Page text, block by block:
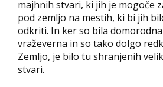
majhnih stvari, ki jih je mogoče
pod zemljo na mestih, ki bi jih
odkriti. In ker so bila
vraževerna in so tako dolgo
Zemljo, je bilo tu shranjenih
stvari.